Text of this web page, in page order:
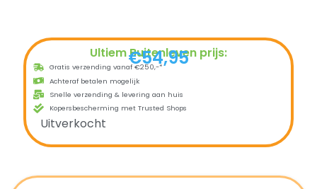
Ultiem Buitenleven prijs:
€54,95
Gratis verzending vanaf €250,-*
Achteraf betalen mogelijk
Snelle verzending & levering aan huis
Kopersbescherming met Trusted Shops
Uitverkocht